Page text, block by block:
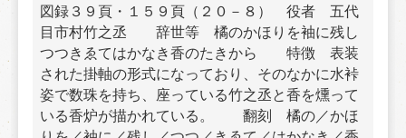
図録３９頁・１５９頁（２０－８）　役者　五代
目市村竹之丞　　辞世等　橘のかほりを袖に残し
つつきゑてはかなき香のたきから　　特徴　表装
された掛軸の形式になっており、そのなかに水裃
姿で数珠を持ち、座っている竹之丞と香を燻って
いる香炉が描かれている。　　翻刻　橘の／かほ